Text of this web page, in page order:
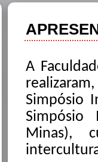
A
Simpósio
Simpósio
Minas),